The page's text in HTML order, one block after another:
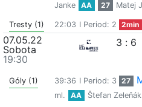
Janke
AA 27 Matej
Tresty (1) 22:03 I Period: 2 2min
07.05.22
Sobota
19:30
3 : 6
Góly (1) 39:36 I Period: 3 27
ml.
AA Štefan Zeleňák